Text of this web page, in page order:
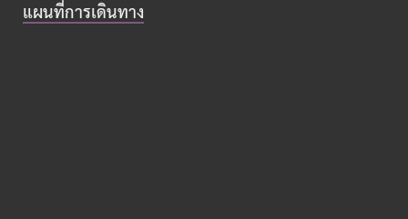
แผนที่การเดินทาง